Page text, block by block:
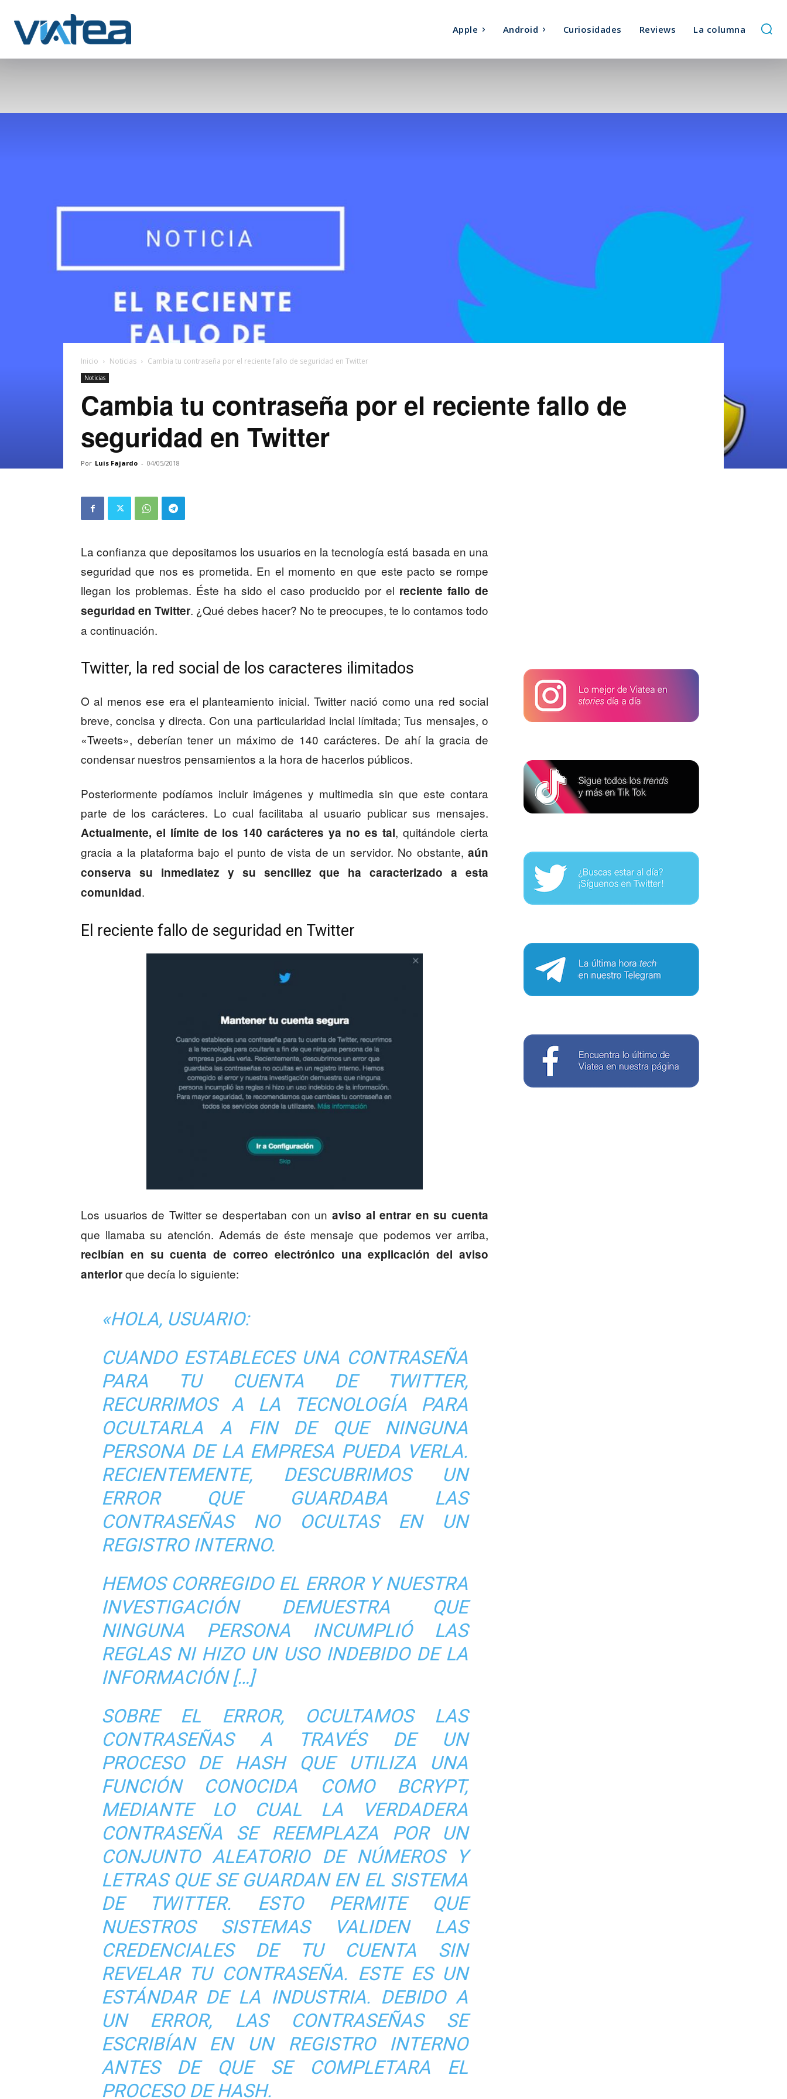
Apple Android Curiosidades Reviews La columna
Inicio Noticias Cambia tu contraseña por el reciente fallo de seguridad en Twitter
Noticias
Cambia tu contraseña por el reciente fallo de
seguridad en Twitter
Por Luis Fajardo - 04/05/2018
La confianza que depositamos los usuarios en la tecnología está basada en una
seguridad que nos es prometida. En el momento en que este pacto se rompe
llegan los problemas. Éste ha sido el caso producido por el reciente fallo de
seguridad en Twitter. ¿Qué debes hacer? No te preocupes, te lo contamos todo
a continuación.
Twitter, la red social de los caracteres ilimitados
O al menos ese era el planteamiento inicial. Twitter nació como una red social
breve, concisa y directa. Con una particularidad incial límitada; Tus mensajes, o
«Tweets», deberían tener un máximo de 140 carácteres. De ahí la gracia de
condensar nuestros pensamientos a la hora de hacerlos públicos.
Posteriormente podíamos incluir imágenes y multimedia sin que este contara
parte de los carácteres. Lo cual facilitaba al usuario publicar sus mensajes.
Actualmente, el límite de los 140 carácteres ya no es tal, quitándole cierta
gracia a la plataforma bajo el punto de vista de un servidor. No obstante, aún
conserva su inmediatez y su sencillez que ha caracterizado a esta
comunidad.
El reciente fallo de seguridad en Twitter
Los usuarios de Twitter se despertaban con un aviso al entrar en su cuenta
que llamaba su atención. Además de éste mensaje que podemos ver arriba,
recibían en su cuenta de correo electrónico una explicación del aviso
anteriorque decía lo siguiente:
«HOLA, USUARIO:
CUANDO ESTABLECES UNA CONTRASEÑA
PARA TU CUENTA DE TWITTER,
RECURRIMOS A LA TECNOLOGÍA PARA
OCULTARLA A FIN DE QUE NINGUNA
PERSONA DE LA EMPRESA PUEDA VERLA.
RECIENTEMENTE, DESCUBRIMOS UN
ERROR QUE GUARDABA LAS
CONTRASEÑAS NO OCULTAS EN UN
REGISTRO INTERNO.
HEMOS CORREGIDO EL ERROR Y NUESTRA
INVESTIGACIÓN DEMUESTRA QUE
NINGUNA PERSONA INCUMPLIÓ LAS
REGLAS NI HIZO UN USO INDEBIDO DE LA
INFORMACIÓN […]
SOBRE EL ERROR, OCULTAMOS LAS
CONTRASEÑAS A TRAVÉS DE UN
PROCESO DE HASH QUE UTILIZA UNA
FUNCIÓN CONOCIDA COMO BCRYPT,
MEDIANTE LO CUAL LA VERDADERA
CONTRASEÑA SE REEMPLAZA POR UN
CONJUNTO ALEATORIO DE NÚMEROS Y
LETRAS QUE SE GUARDAN EN EL SISTEMA
DE TWITTER. ESTO PERMITE QUE
NUESTROS SISTEMAS VALIDEN LAS
CREDENCIALES DE TU CUENTA SIN
REVELAR TU CONTRASEÑA. ESTE ES UN
ESTÁNDAR DE LA INDUSTRIA. DEBIDO A
UN ERROR, LAS CONTRASEÑAS SE
ESCRIBÍAN EN UN REGISTRO INTERNO
ANTES DE QUE SE COMPLETARA EL
PROCESO DE HASH.